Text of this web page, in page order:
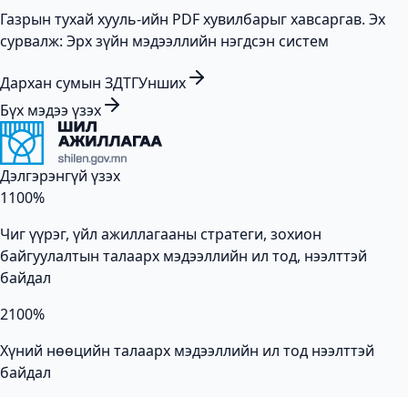
Газрын тухай хууль-ийн PDF хувилбарыг хавсаргав. Эх
сурвалж: Эрх зүйн мэдээллийн нэгдсэн систем
Дархан сумын ЗДТГУнших
Бүх мэдээ үзэх
Дэлгэрэнгүй үзэх
1100%
Чиг үүрэг, үйл ажиллагааны стратеги, зохион
байгуулалтын талаарх мэдээллийн ил тод, нээлттэй
байдал
2100%
Хүний нөөцийн талаарх мэдээллийн ил тод нээлттэй
байдал